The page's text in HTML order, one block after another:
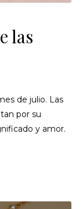
las
de julio. Las
por su
y amor.